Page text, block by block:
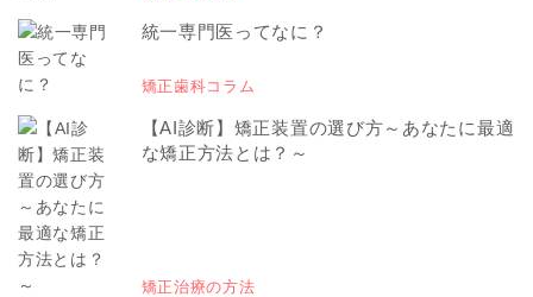
統一専門医ってなに？
矯正歯科コラム
【AI診断】矯正装置の選び方～あなたに最適
な矯正方法とは？～
矯正治療の方法